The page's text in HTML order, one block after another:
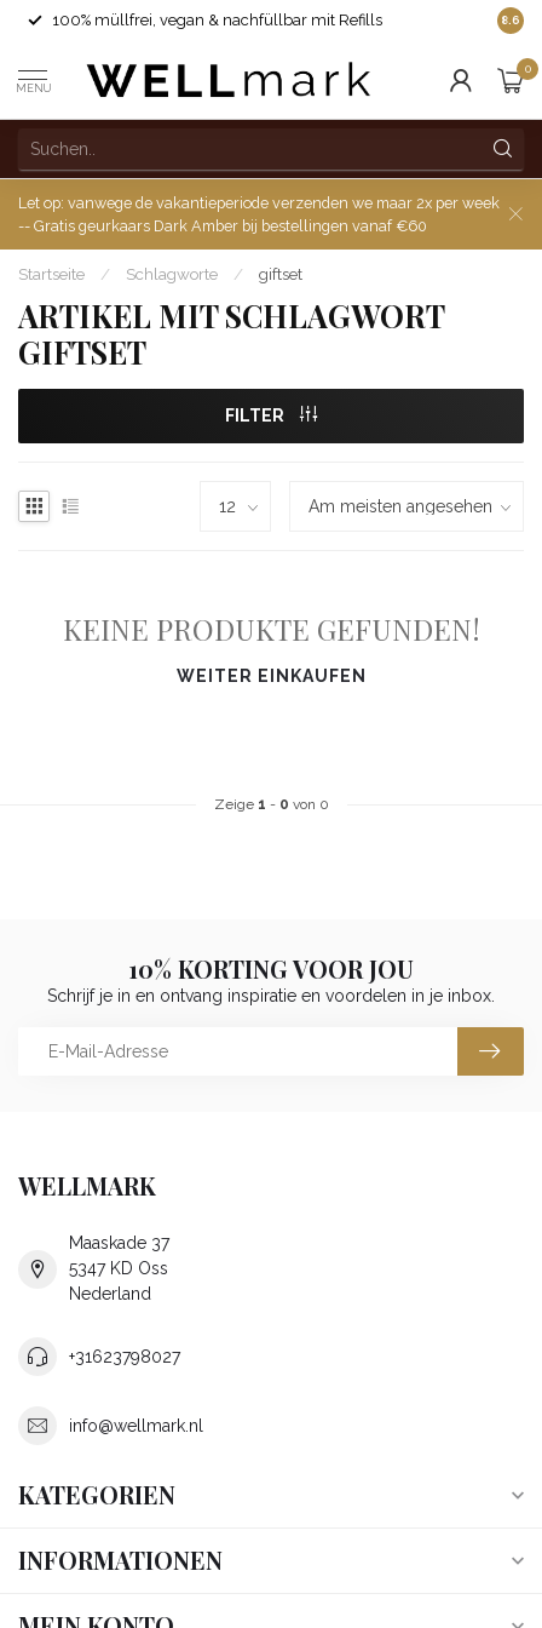
100% müllfrei, vegan & nachfüllbar mit Refills 8.6
MENU
0
Let op: vanwege de vakantieperiode verzenden we maar 2x per week
-- Gratis geurkaars Dark Amber bij bestellingen vanaf €60
Startseite / Schlagworte / giftset
ARTIKEL MIT SCHLAGWORT
GIFTSET
FILTER
KEINE PRODUKTE GEFUNDEN!
WEITER EINKAUFEN
Zeige 1 - 0 von 0
10% KORTING VOOR JOU
Schrijf je in en ontvang inspiratie en voordelen in je inbox.
WELLMARK
Maaskade 37
5347 KD Oss
Nederland
+31623798027
info@wellmark.nl
KATEGORIEN
INFORMATIONEN